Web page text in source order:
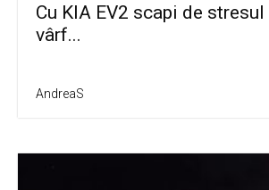
Cu KIA EV2 scapi de
vârf...
AndreaS